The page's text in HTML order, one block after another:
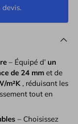
devis.
– Équipé d’ un
de 24 mmet de
m²K, réduisant les
tout en
– Choisissez